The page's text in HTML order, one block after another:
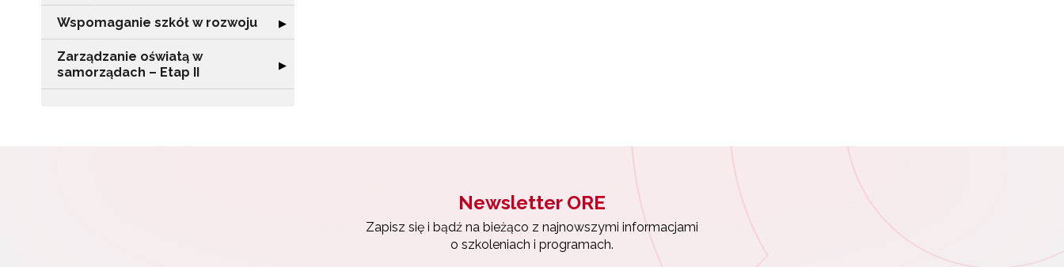
Wspomaganie szkół w rozwoju Rozwiń sekcję "Wspomaganie szkół w rozwoju"
▶
Zarządzanie oświatą w
samorządach – Etap II
Rozwiń sekcję "Zarządzanie oświatą w samorządach – Etap II"
▶
Newsletter ORE
Zapisz się i bądź na bieżąco z najnowszymi informacjami
o szkoleniach i programach.